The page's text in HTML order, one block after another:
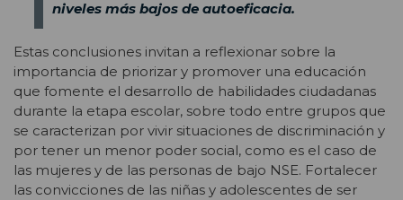
niveles más bajos de autoeficacia.
Estas conclusiones invitan a reflexionar sobre la
importancia de priorizar y promover una educación
que fomente el desarrollo de habilidades ciudadanas
durante la etapa escolar, sobre todo entre grupos que
se caracterizan por vivir situaciones de discriminación y
por tener un menor poder social, como es el caso de
las mujeres y de las personas de bajo NSE. Fortalecer
las convicciones de las niñas y adolescentes de ser